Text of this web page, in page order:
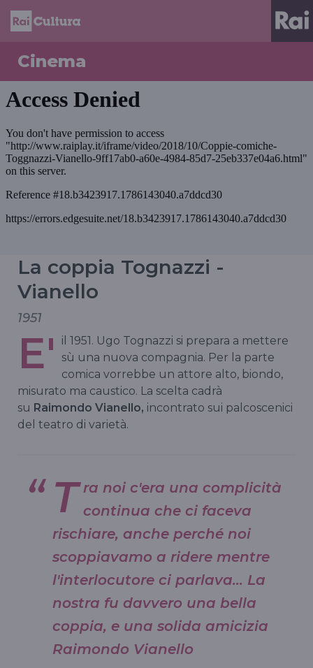
Cinema
La coppia Tognazzi -
Vianello
1951
E'
il 1951. Ugo Tognazzi si prepara a mettere
sù una nuova compagnia. Per la parte
comica vorrebbe un attore alto, biondo,
misurato ma caustico. La scelta cadrà
su Raimondo Vianello, incontrato sui palcoscenici
del teatro di varietà.
T ra noi c'era una complicità
continua che ci faceva
rischiare, anche perché noi
scoppiavamo a ridere mentre
l'interlocutore ci parlava… La
nostra fu davvero una bella
coppia, e una solida amicizia
Raimondo Vianello